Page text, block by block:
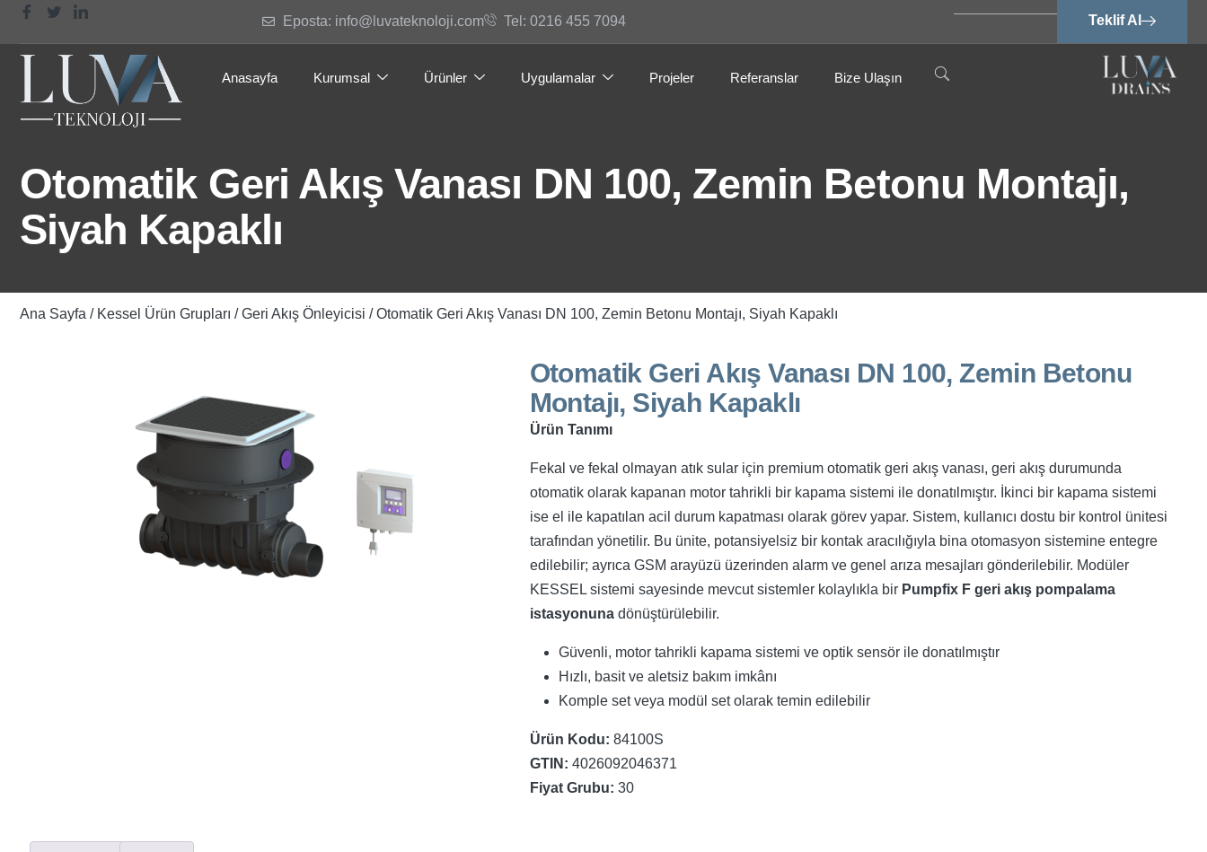
Eposta: info@luvateknoloji.com Tel: 0216 455 7094 Teklif Al
Anasayfa Kurumsal Ürünler Uygulamalar Projeler Referanslar Bize Ulaşın
Otomatik Geri Akış Vanası DN 100, Zemin Betonu Montajı,
Siyah Kapaklı
Ana Sayfa / Kessel Ürün Grupları /Geri Akış Önleyicisi / Otomatik Geri Akış Vanası DN 100, Zemin Betonu Montajı, Siyah Kapaklı
Otomatik Geri Akış Vanası DN 100, Zemin Betonu
Montajı, Siyah Kapaklı
Ürün Tanımı
Fekal ve fekal olmayan atık sular için premium otomatik geri akış vanası, geri akış durumunda
otomatik olarak kapanan motor tahrikli bir kapama sistemi ile donatılmıştır. İkinci bir kapama sistemi
ise el ile kapatılan acil durum kapatması olarak görev yapar. Sistem, kullanıcı dostu bir kontrol ünitesi
tarafından yönetilir. Bu ünite, potansiyelsiz bir kontak aracılığıyla bina otomasyon sistemine entegre
edilebilir; ayrıca GSM arayüzü üzerinden alarm ve genel arıza mesajları gönderilebilir. Modüler
KESSEL sistemi sayesinde mevcut sistemler kolaylıkla bir Pumpfix F geri akış pompalama
istasyonunadönüştürülebilir.
Güvenli, motor tahrikli kapama sistemi ve optik sensör ile donatılmıştır
Hızlı, basit ve aletsiz bakım imkânı
Komple set veya modül set olarak temin edilebilir
Ürün Kodu: 84100S
GTIN: 4026092046371
Fiyat Grubu: 30